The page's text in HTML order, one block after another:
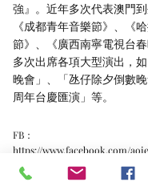
強』。近年多次代表澳門
《成都青年音樂節》、《
節》、《廣西南寧電視台
多次出席各項大型演出，
晚會」、「氹仔除夕倒數
周年台慶匯演」等。
FB：
https://www.facebook.com/
IG：